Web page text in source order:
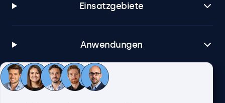
Einsatzgebiete
Anwendungen
Kundenservice